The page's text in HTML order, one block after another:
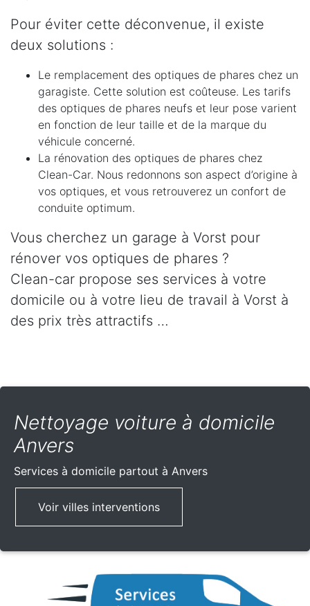
Pour éviter cette déconvenue, il existe
deux solutions :
Le remplacement des optiques de phares chez un
garagiste. Cette solution est coûteuse. Les tarifs
des optiques de phares neufs et leur pose varient
en fonction de leur taille et de la marque du
véhicule concerné.
La rénovation des optiques de phares chez
Clean-Car. Nous redonnons son aspect d’origine à
vos optiques, et vous retrouverez un confort de
conduite optimum.
Vous cherchez un garage à Vorst pour
rénover vos optiques de phares ?
Clean-car propose ses services à votre
domicile ou à votre lieu de travail à Vorst à
des prix très attractifs …
Nettoyage voiture à domicile
Anvers
Services à domicile partout à Anvers
Voir villes interventions